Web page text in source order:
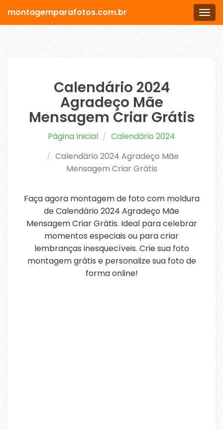
Menu
montagemparafotos.com.br
Calendário 2024
Agradeço Mãe
Mensagem Criar Grátis
Página Inicial
Calendário 2024
Calendário 2024 Agradeço Mãe
Mensagem Criar Grátis
Faça agora montagem de foto com moldura
de Calendário 2024 Agradeço Mãe
Mensagem Criar Grátis. Ideal para celebrar
momentos especiais ou para criar
lembranças inesquecíveis. Crie sua foto
montagem grátis e personalize sua foto de
forma online!